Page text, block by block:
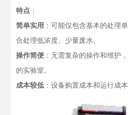
特点 ：
简单实用 ：可能仅包含基本的处理
合处理低浓度、少量废水。
操作简便 ：无需复杂的操作和维护
的实验室。
成本较低 ：设备购置成本和运行成